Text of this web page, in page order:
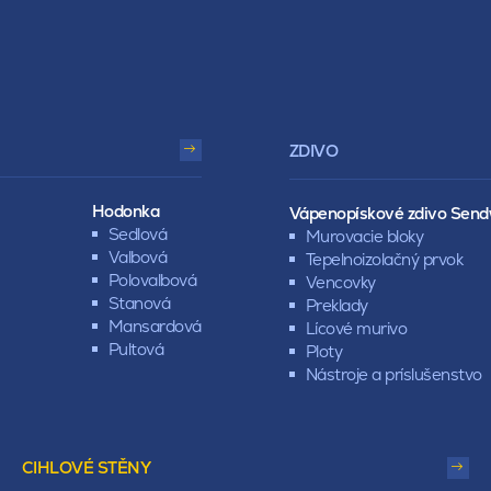
Hodonka
Sedlová
Valbová
Polovalbová
Stanová
Mansardová
Pultová
ZDIVO
Vápenopískové zdivo
Murovacie bloky
Tepelnoizolačný prvok
Vencovky
Preklady
Lícové murivo
Ploty
Nástroje a príslušenstvo
CIHLOVÉ STĚNY